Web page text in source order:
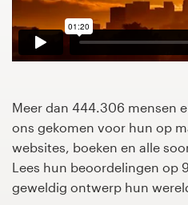
Meer dan 444.306 mensen
ons gekomen voor hun op
websites, boeken en alle
Lees hun beoordelingen op
geweldig ontwerp hun
Ontdek inspiratie
99designs Studio
Ontvang
ontwerp